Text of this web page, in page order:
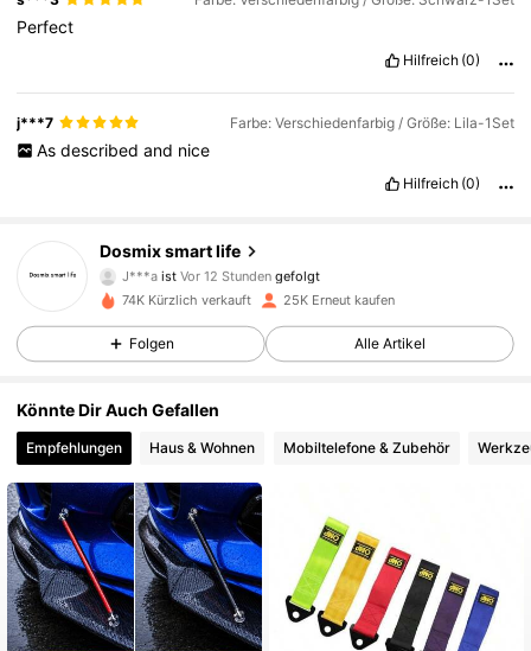
Perfect
Hilfreich (0)
j***7 Farbe: Verschiedenfarbig / Größe: Lila-1Set
As described and nice
Hilfreich (0)
Dosmix smart life
J***aist Vor 12 Stundengefolgt
4,85 3.6K Follower
4,85 3.6K Follower
74K Kürzlich verkauft 25K Erneut kaufen
Folgen Alle Artikel
Könnte Dir Auch Gefallen
Empfehlungen Haus & Wohnen Mobiltelefone & Zubehör